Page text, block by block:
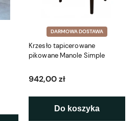
DARMOWA DOSTAWA
Krzesło tapicerowane
pikowane Manole Simple
942,00 zł
Do koszyka